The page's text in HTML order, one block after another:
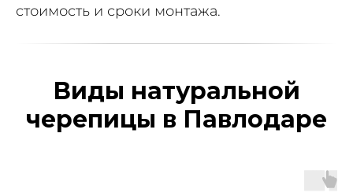
стоимость и сроки монтажа.
Виды натуральной
черепицы в Павлодаре